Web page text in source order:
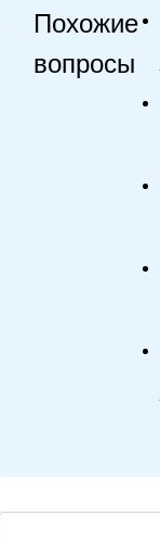
Похожие
вопросы